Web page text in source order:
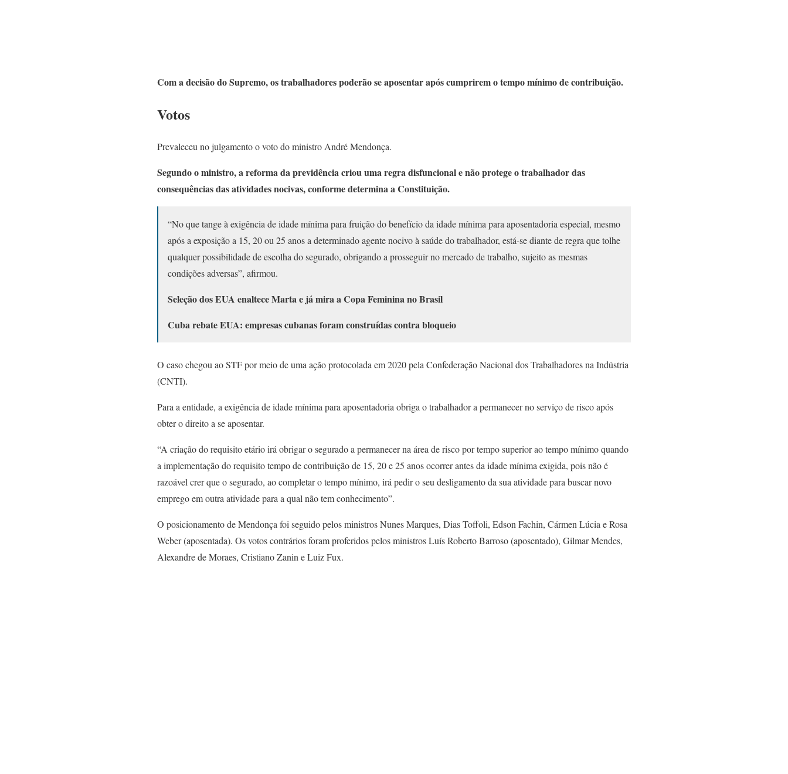
Com a decisão do Supremo, os trabalhadores poderão se aposentar após cumprirem o tempo mínimo de contribuição.
Votos
Prevaleceu no julgamento o voto do ministro André Mendonça.
Segundo o ministro, a reforma da previdência criou uma regra disfuncional e não protege o trabalhador das
consequências das atividades nocivas, conforme determina a Constituição.
“No que tange à exigência de idade mínima para fruição do benefício da idade mínima para aposentadoria especial, mesmo
após a exposição a 15, 20 ou 25 anos a determinado agente nocivo à saúde do trabalhador, está-se diante de regra que tolhe
qualquer possibilidade de escolha do segurado, obrigando a prosseguir no mercado de trabalho, sujeito as mesmas
condições adversas”, afirmou.
Seleção dos EUA enaltece Marta e já mira a Copa Feminina no Brasil
Cuba rebate EUA: empresas cubanas foram construídas contra bloqueio
O caso chegou ao STF por meio de uma ação protocolada em 2020 pela Confederação Nacional dos Trabalhadores na Indústria
(CNTI).
Para a entidade, a exigência de idade mínima para aposentadoria obriga o trabalhador a permanecer no serviço de risco após
obter o direito a se aposentar.
“A criação do requisito etário irá obrigar o segurado a permanecer na área de risco por tempo superior ao tempo mínimo quando
a implementação do requisito tempo de contribuição de 15, 20 e 25 anos ocorrer antes da idade mínima exigida, pois não é
razoável crer que o segurado, ao completar o tempo mínimo, irá pedir o seu desligamento da sua atividade para buscar novo
emprego em outra atividade para a qual não tem conhecimento”.
O posicionamento de Mendonça foi seguido pelos ministros Nunes Marques, Dias Toffoli, Edson Fachin, Cármen Lúcia e Rosa
Weber (aposentada). Os votos contrários foram proferidos pelos ministros Luís Roberto Barroso (aposentado), Gilmar Mendes,
Alexandre de Moraes, Cristiano Zanin e Luiz Fux.